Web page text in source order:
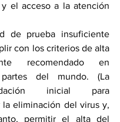
y el acceso a la atención
de prueba insuficiente
con los criterios de alta
recomendado en
partes del mundo. (La
inicial para
la eliminación del virus y,
permitir el alta del